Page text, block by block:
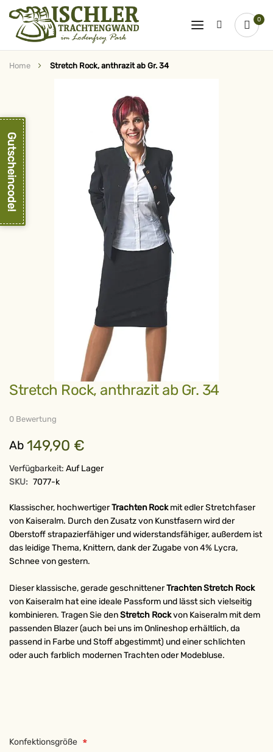
0
Home Stretch Rock, anthrazit ab Gr. 34
springen
Zum
Anfang
springen
Stretch Rock, anthrazit ab Gr. 34
0 Bewertung
Ab 149,90 €
Verfügbarkeit: Auf Lager
SKU: 7077-k
Klassischer, hochwertigerTrachten Rockmit edler Stretchfaser
von Kaiseralm. Durch den Zusatz von Kunstfasern wird der
Oberstoff strapazierfähiger und widerstandsfähiger, außerdem ist
das leidige Thema, Knittern, dank der Zugabe von 4% Lycra,
Schnee von gestern.
Dieser klassische, gerade geschnittenerTrachten Stretch Rock
von Kaiseralm hat eine ideale Passform und lässt sich vielseitig
kombinieren. Tragen Sie denStretch Rockvon Kaiseralm mit dem
passenden Blazer (auch bei uns im Onlineshop erhältlich, da
passend in Farbe und Stoff abgestimmt) und einer schlichten
oder auch farblich modernen Trachten oder Modebluse.
Konfektionsgröße
Gutscheincode!